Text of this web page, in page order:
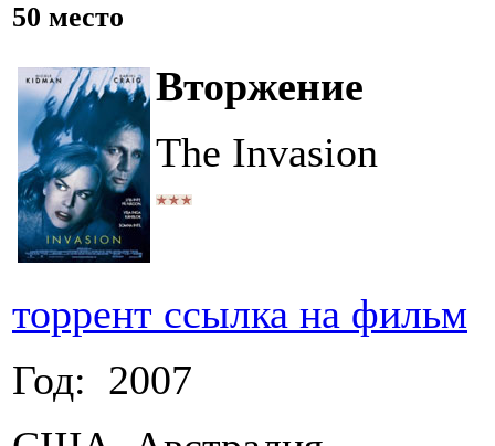
50 место
Вторжение
The Invasion
торрент ссылка на фильм
Год: 2007